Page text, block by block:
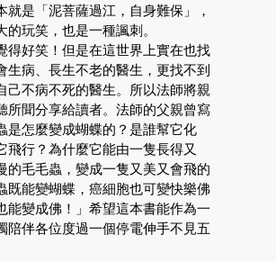
就是「泥菩薩過江，自身難保」，
的玩笑，也是一種諷刺。
得好笑！但是在這世界上實在也找
生病、長生不老的醫生，更找不到
己不病不死的醫生。所以法師將親
所聞分享給讀者。法師的父親曾寫
是怎麼變成蝴蝶的？是誰幫它化
飛行？為什麼它能由一隻長得又
的毛毛蟲，變成一隻又美又會飛的
既能變蝴蝶，癌細胞也可變快樂佛
能變成佛！」希望這本書能作為一
陪伴各位度過一個停電伸手不見五